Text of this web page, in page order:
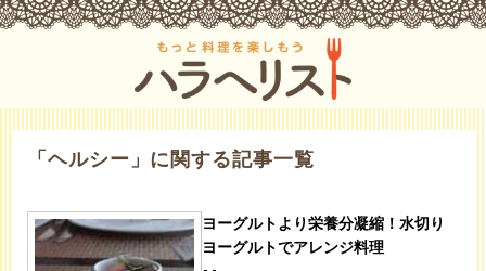
「ヘルシー」に関する記事一覧
ヨーグルトより栄養分凝縮！水切り
ヨーグルトでアレンジ料理